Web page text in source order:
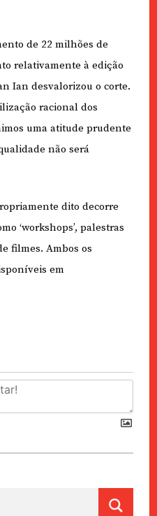
de 22 milhões de
relativamente à edição
Ian desvalorizou o corte.
racional dos
uma atitude prudente
não será
dito decorre
‘workshops’, palestras
filmes. Ambos os
em